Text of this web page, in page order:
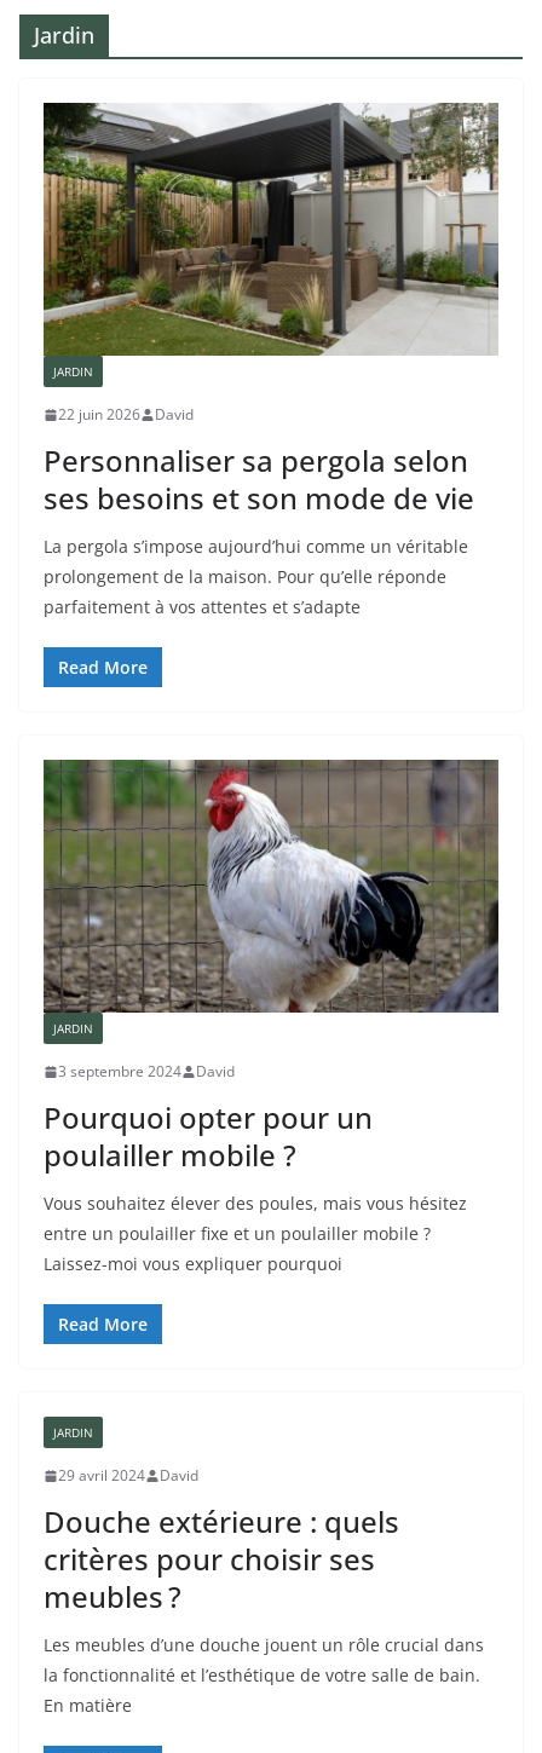
Jardin
JARDIN
22 juin 2026 David
Personnaliser sa pergola selon
ses besoins et son mode de vie
La pergola s’impose aujourd’hui comme un véritable
prolongement de la maison. Pour qu’elle réponde
parfaitement à vos attentes et s’adapte
Read More
JARDIN
3 septembre 2024 David
Pourquoi opter pour un
poulailler mobile ?
Vous souhaitez élever des poules, mais vous hésitez
entre un poulailler fixe et un poulailler mobile ?
Laissez-moi vous expliquer pourquoi
Read More
JARDIN
29 avril 2024 David
Douche extérieure : quels
critères pour choisir ses
meubles ?
Les meubles d’une douche jouent un rôle crucial dans
la fonctionnalité et l’esthétique de votre salle de bain.
En matière